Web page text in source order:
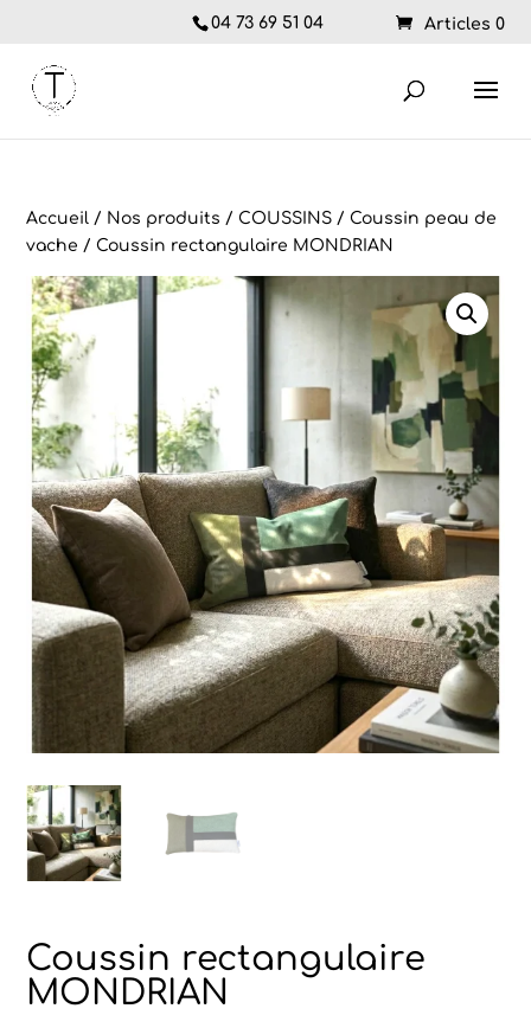
04 73 69 51 04 Articles 0
Accueil / Nos produits /COUSSINS /Coussin peau de
vache / Coussin rectangulaire MONDRIAN
Coussin rectangulaire
MONDRIAN